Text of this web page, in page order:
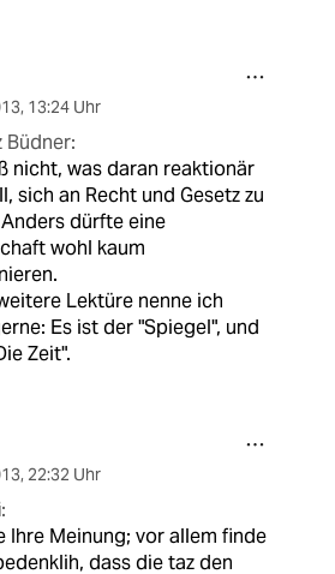
, 13:24 Uhr
Büdner:
nicht, was daran reaktionär
sich an Recht und Gesetz zu
dürfte eine
wohl kaum
Lektüre nenne ich
Es ist der "Spiegel", und
Zeit".
, 22:32 Uhr
Ihre Meinung; vor allem finde
dass die taz den